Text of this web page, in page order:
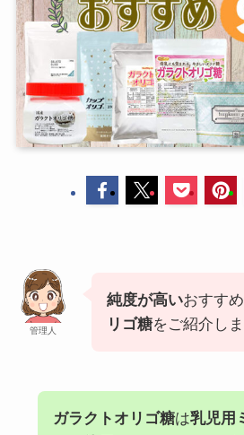
管理人
純度が高いおすす
リゴ糖をご紹介しま
ガラクトオリゴ糖は乳児用